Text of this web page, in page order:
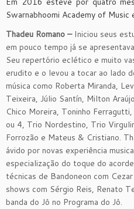
Swarnabhoomi Academy of Music
Thadeu Romano – Iniciou seus
em pouco tempo já se
Seu repertório eclético e muito
erudito e o levou a tocar ao lado
música como Roberta Miranda,
Teixeira, Júlio Santín, Milton
Chico Moreira, Toninho
ou 4, Trio Nordestino, Trio
Forrozão e Mateus & Cristiano.
ávido por novas experiência
especialização do toque do
técnicas de Bandoneon com
shows com Sérgio Reis, Renato
banda do Jô no Programa do Jô.